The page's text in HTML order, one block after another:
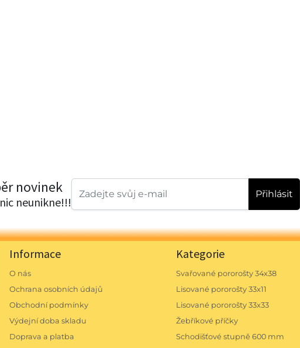
novinek
neunikne!!!
Přihlásit
Informace
O nás
Ochrana osobních údajů
Obchodní podmínky
Výdejní doba skladu
Doprava a platba
Kategorie
Svařované pororošty 34x38
Lisované pororošty 33x11
Lisované pororošty 33x33
Žebříkové příčky
Schodišťové stupně 600 mm